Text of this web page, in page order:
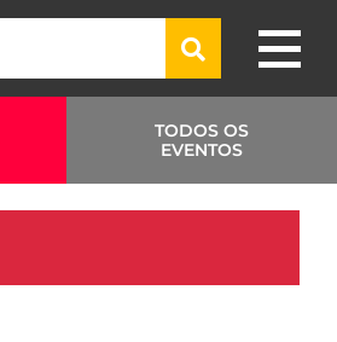
TODOS OS
EVENTOS